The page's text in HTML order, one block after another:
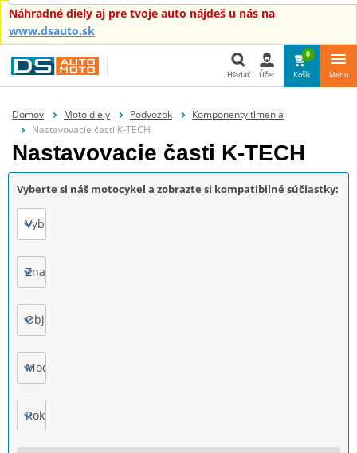
Náhradné diely aj pre tvoje auto nájdeš u nás na
www.dsauto.sk
Hľadať Účet
0
Košík Menu
Domov Moto diely Podvozok
Komponenty tlmenia
Nastavovacie časti K-TECH
Nastavovacie časti K-TECH
Vyberte si náš motocykel a zobrazte si kompatibilné súčiastky:
Vyberte
Značka
Objem motora
Model
Rok výroby